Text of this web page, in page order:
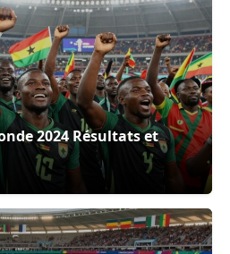
2024 Résultats et